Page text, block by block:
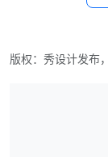
版权：秀设计发布